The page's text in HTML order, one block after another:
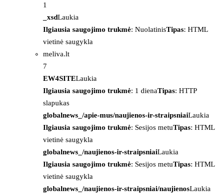
1
_xsdLaukia
Ilgiausia saugojimo trukmė: NuolatinisTipas: HTML
vietinė saugykla
meliva.lt
7
EW4SITELaukia
Ilgiausia saugojimo trukmė: 1 dienaTipas: HTTP
slapukas
globalnews_/apie-mus/naujienos-ir-straipsniaiLaukia
Ilgiausia saugojimo trukmė: Sesijos metuTipas: HTML
vietinė saugykla
globalnews_/naujienos-ir-straipsniaiLaukia
Ilgiausia saugojimo trukmė: Sesijos metuTipas: HTML
vietinė saugykla
globalnews_/naujienos-ir-straipsniai/naujienosLaukia